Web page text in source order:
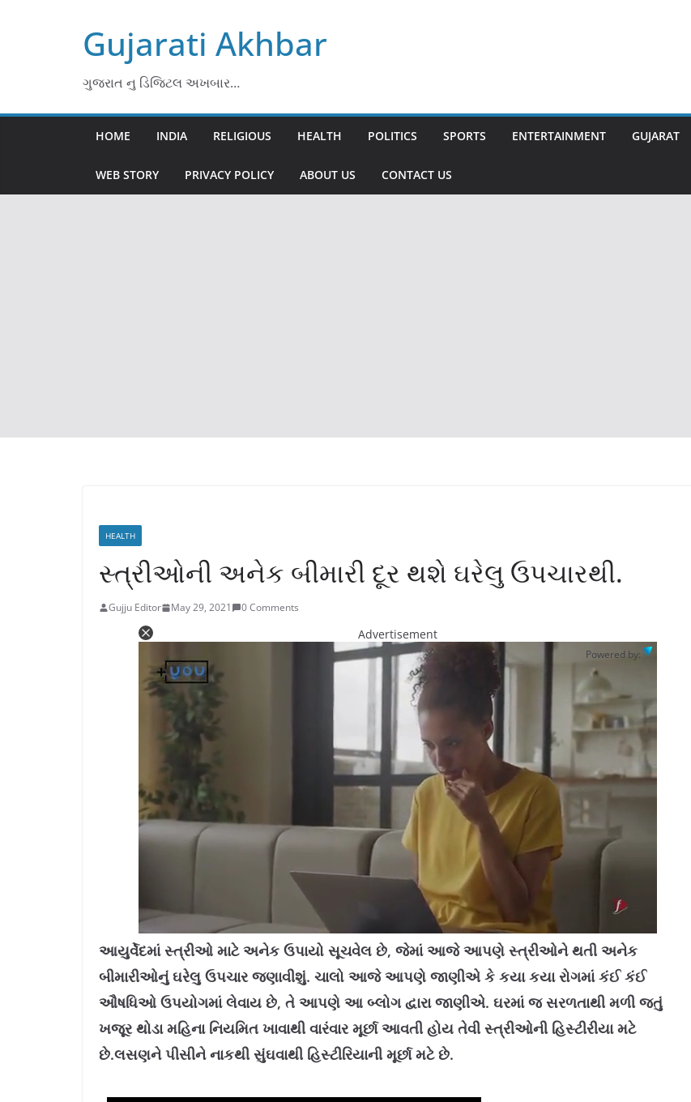
Gujarati Akhbar
ગુજરાત નુ ડિજિટલ અખબાર…
HOME INDIA RELIGIOUS HEALTH POLITICS SPORTS ENTERTAINMENT GUJARAT
WEB STORY PRIVACY POLICY ABOUT US CONTACT US
HEALTH
સ્ત્રીઓની અનેક બીમારી દૂર થશે ઘરેલુ ઉપચારથી.
Gujju Editor May 29, 2021 0 Comments
Advertisement
Powered by:
U
n
u
t
o
d
e
:
1
.
4
%
આયુર્વેદમાં સ્ત્રીઓ માટે અનેક ઉપાયો સૂચવેલ છે, જેમાં આજે આપણે સ્ત્રીઓને થતી અનેક
બીમારીઓનું ઘરેલુ ઉપચાર જણાવીશું. ચાલો આજે આપણે જાણીએ કે કયા કયા રોગમાં કંઈ કંઈ
ઔષધિઓ ઉપયોગમાં લેવાય છે, તે આપણે આ બ્લોગ દ્વારા જાણીએ. ઘરમાં જ સરળતાથી મળી જતું
ખજૂર થોડા મહિના નિયમિત ખાવાથી વારંવાર મૂર્છા આવતી હોય તેવી સ્‍ત્રીઓની હિસ્‍ટીરીયા મટે
છે.લસણને પીસીને નાકથી સુંઘવાથી હિસ્‍ટીરિયાની મૂર્છા મટે છે.